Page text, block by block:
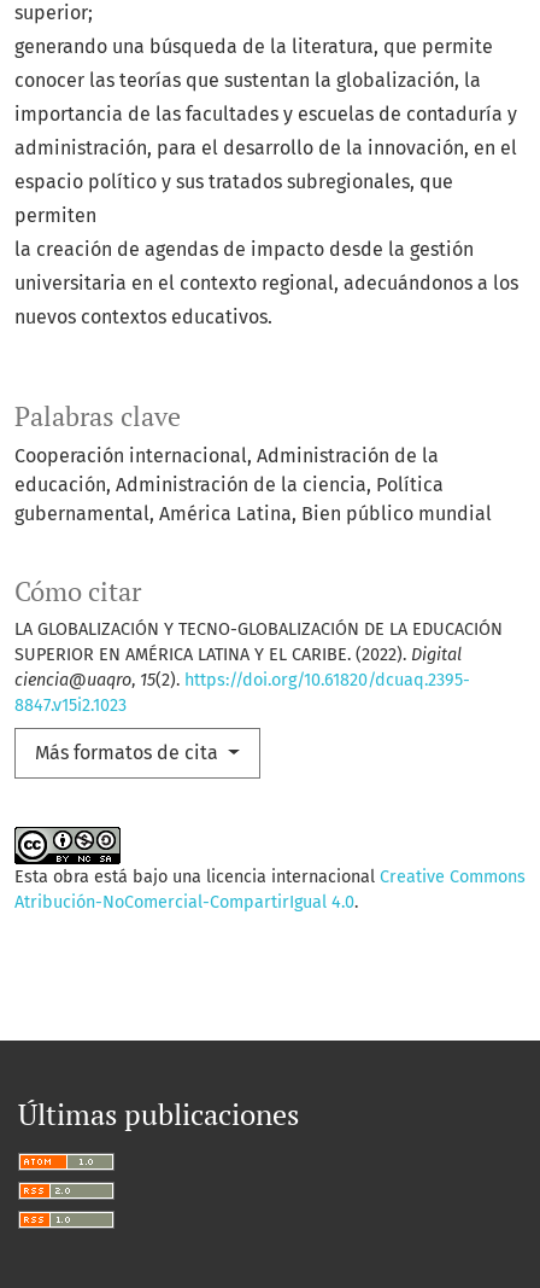
Palabras clave
Cooperación internacional Administración de la
educación Administración de la ciencia Política
gubernamental América Latina Bien público mundial
Cómo citar
LA GLOBALIZACIÓN Y TECNO-GLOBALIZACIÓN DE LA EDUCACIÓN
SUPERIOR EN AMÉRICA LATINA Y EL CARIBE. (2022). Digital
ciencia@uaqro, 15(2). https://doi.org/10.61820/dcuaq.2395-
8847.v15i2.1023
Más formatos de cita
superior;
generando una búsqueda de la literatura, que permite
conocer las teorías que sustentan la globalización, la
importancia de las facultades y escuelas de contaduría y
administración, para el desarrollo de la innovación, en el
espacio político y sus tratados subregionales, que
permiten
la creación de agendas de impacto desde la gestión
universitaria en el contexto regional, adecuándonos a los
nuevos contextos educativos.
Esta obra está bajo una licencia internacional Creative Commons
Atribución-NoComercial-CompartirIgual 4.0.
Últimas publicaciones